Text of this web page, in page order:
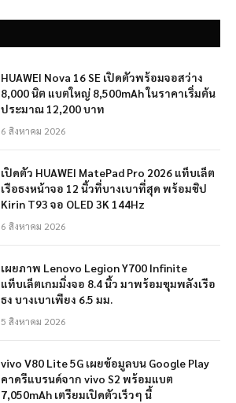
HUAWEI Nova 16 SE เปิดตัวพร้อมจอสว่าง
8,000 นิต แบตใหญ่ 8,500mAh ในราคาเริ่มต้น
ประมาณ 12,200 บาท
6 สิงหาคม 2026
เปิดตัว HUAWEI MatePad Pro 2026 แท็บเล็ต
เรือธงหน้าจอ 12 นิ้วที่บางเบาที่สุด พร้อมชิป
Kirin T93 จอ OLED 3K 144Hz
6 สิงหาคม 2026
เผยภาพ Lenovo Legion Y700 Infinite
แท็บเล็ตเกมมิ่งจอ 8.4 นิ้ว มาพร้อมขุมพลังเรือ
ธง บางเบาเพียง 6.5 มม.
5 สิงหาคม 2026
vivo V80 Lite 5G เผยข้อมูลบน Google Play
คาดรีแบรนด์จาก vivo S2 พร้อมแบต
7,050mAh เตรียมเปิดตัวเร็วๆ นี้